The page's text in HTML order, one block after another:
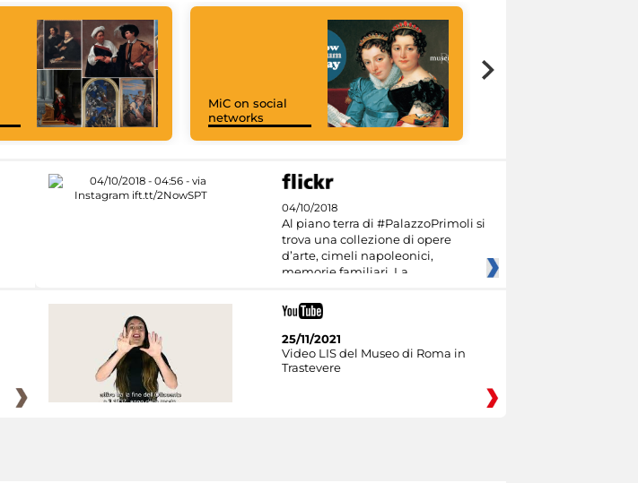
MiC on social
networks
04/10/2018
Al piano terra di #PalazzoPrimoli si
trova una collezione di opere
d’arte, cimeli napoleonici,
memorie familiari. La
25/11/2021
Video LIS del Museo di Roma in
Trastevere